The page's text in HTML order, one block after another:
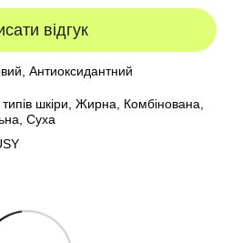
відгук
Антиоксидантний
шкіри, Жирна, Комбінована,
, Суха